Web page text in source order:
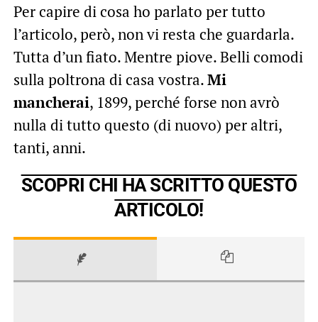
Per capire di cosa ho parlato per tutto
l’articolo, però, non vi resta che guardarla.
Tutta d’un fiato. Mentre piove. Belli comodi
sulla poltrona di casa vostra.Mi
mancherai, 1899, perché forse non avrò
nulla di tutto questo (di nuovo) per altri,
tanti, anni.
SCOPRI CHI HA SCRITTO QUESTO
ARTICOLO!